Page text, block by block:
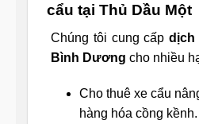
cẩu tại Thủ Dầu Một
Chúng tôi cung cấp dịch
Bình Dương cho nhiều
Cho thuê xe cẩu
hàng hóa cồng kềnh.